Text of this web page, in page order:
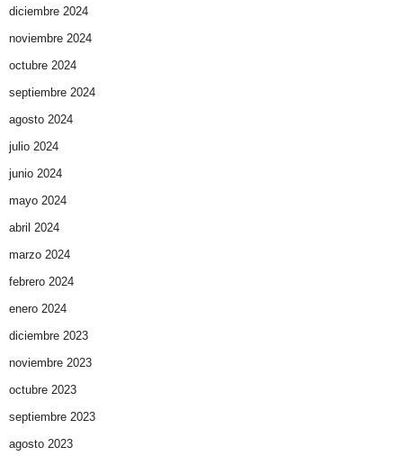
diciembre 2024
noviembre 2024
octubre 2024
septiembre 2024
agosto 2024
julio 2024
junio 2024
mayo 2024
abril 2024
marzo 2024
febrero 2024
enero 2024
diciembre 2023
noviembre 2023
octubre 2023
septiembre 2023
agosto 2023